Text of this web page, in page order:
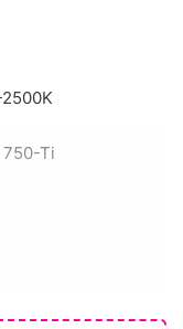
750-Ti
operating